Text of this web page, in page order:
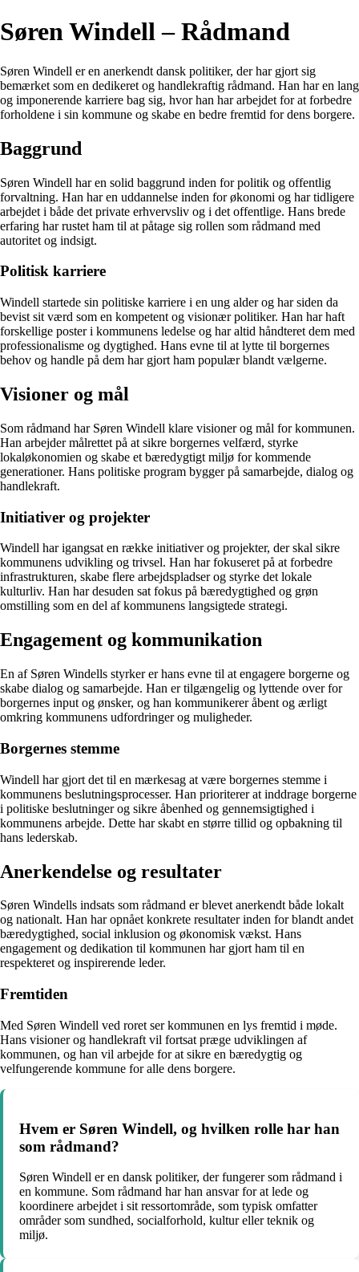
Søren Windell – Rådmand
Søren Windell er en anerkendt dansk politiker, der har gjort sig
bemærket som en dedikeret og handlekraftig rådmand. Han har en lang
og imponerende karriere bag sig, hvor han har arbejdet for at forbedre
forholdene i sin kommune og skabe en bedre fremtid for dens borgere.
Baggrund
Søren Windell har en solid baggrund inden for politik og offentlig
forvaltning. Han har en uddannelse inden for økonomi og har tidligere
arbejdet i både det private erhvervsliv og i det offentlige. Hans brede
erfaring har rustet ham til at påtage sig rollen som rådmand med
autoritet og indsigt.
Politisk karriere
Windell startede sin politiske karriere i en ung alder og har siden da
bevist sit værd som en kompetent og visionær politiker. Han har haft
forskellige poster i kommunens ledelse og har altid håndteret dem med
professionalisme og dygtighed. Hans evne til at lytte til borgernes
behov og handle på dem har gjort ham populær blandt vælgerne.
Visioner og mål
Som rådmand har Søren Windell klare visioner og mål for kommunen.
Han arbejder målrettet på at sikre borgernes velfærd, styrke
lokaløkonomien og skabe et bæredygtigt miljø for kommende
generationer. Hans politiske program bygger på samarbejde, dialog og
handlekraft.
Initiativer og projekter
Windell har igangsat en række initiativer og projekter, der skal sikre
kommunens udvikling og trivsel. Han har fokuseret på at forbedre
infrastrukturen, skabe flere arbejdspladser og styrke det lokale
kulturliv. Han har desuden sat fokus på bæredygtighed og grøn
omstilling som en del af kommunens langsigtede strategi.
Engagement og kommunikation
En af Søren Windells styrker er hans evne til at engagere borgerne og
skabe dialog og samarbejde. Han er tilgængelig og lyttende over for
borgernes input og ønsker, og han kommunikerer åbent og ærligt
omkring kommunens udfordringer og muligheder.
Borgernes stemme
Windell har gjort det til en mærkesag at være borgernes stemme i
kommunens beslutningsprocesser. Han prioriterer at inddrage borgerne
i politiske beslutninger og sikre åbenhed og gennemsigtighed i
kommunens arbejde. Dette har skabt en større tillid og opbakning til
hans lederskab.
Anerkendelse og resultater
Søren Windells indsats som rådmand er blevet anerkendt både lokalt
og nationalt. Han har opnået konkrete resultater inden for blandt andet
bæredygtighed, social inklusion og økonomisk vækst. Hans
engagement og dedikation til kommunen har gjort ham til en
respekteret og inspirerende leder.
Fremtiden
Med Søren Windell ved roret ser kommunen en lys fremtid i møde.
Hans visioner og handlekraft vil fortsat præge udviklingen af
kommunen, og han vil arbejde for at sikre en bæredygtig og
velfungerende kommune for alle dens borgere.
Hvem er Søren Windell, og hvilken rolle har han
som rådmand?
Søren Windell er en dansk politiker, der fungerer som rådmand i
en kommune. Som rådmand har han ansvar for at lede og
koordinere arbejdet i sit ressortområde, som typisk omfatter
områder som sundhed, socialforhold, kultur eller teknik og
miljø.